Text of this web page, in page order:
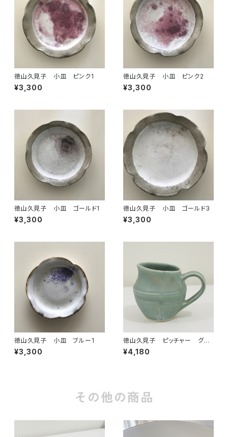
徳山久見子 小皿 ピンク1
¥3,300
徳山久見子 小皿 ピンク2
¥3,300
徳山久見子 小皿 ゴールド1
¥3,300
徳山久見子 小皿 ゴールド3
¥3,300
徳山久見子 小皿 ブルー1
¥3,300
徳山久見子 ピッチャー グリ
ーン 1
¥4,180
その他の商品